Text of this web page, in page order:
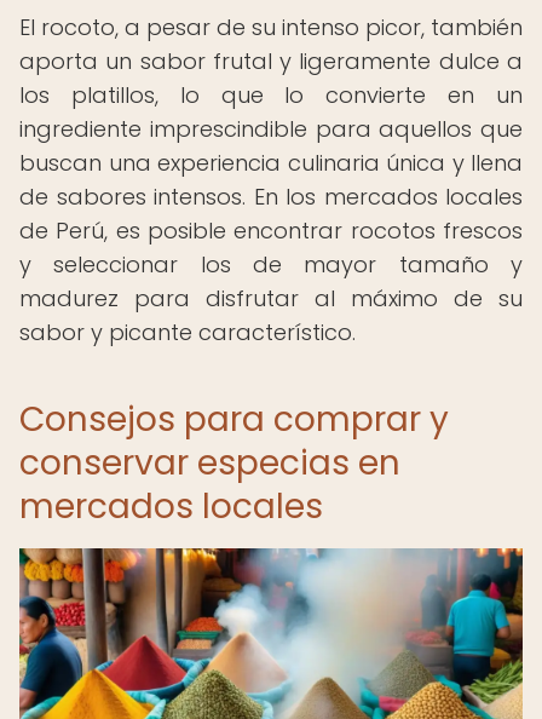
El rocoto, a pesar de su intenso picor, también
aporta un sabor frutal y ligeramente dulce a
los platillos, lo que lo convierte en un
ingrediente imprescindible para aquellos que
buscan una experiencia culinaria única y llena
de sabores intensos. En los mercados locales
de Perú, es posible encontrar rocotos frescos
y seleccionar los de mayor tamaño y
madurez para disfrutar al máximo de su
sabor y picante característico.
Consejos para comprar y
conservar especias en
mercados locales